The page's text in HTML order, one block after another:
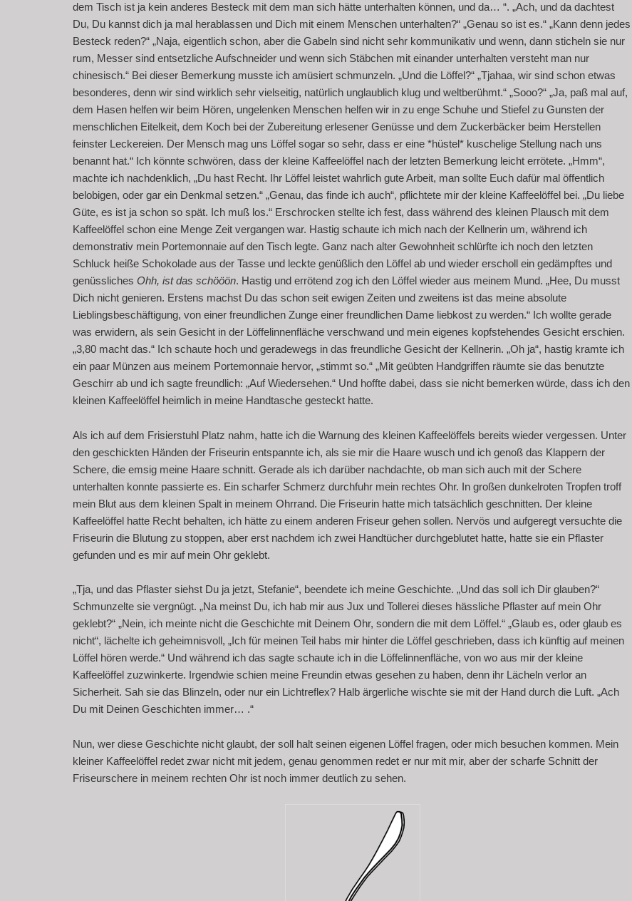
dem Tisch ist ja kein anderes Besteck mit dem man sich hätte unterhalten können, und da… “. „Ach, und da dachtest
Du, Du kannst dich ja mal herablassen und Dich mit einem Menschen unterhalten?“ „Genau so ist es.“ „Kann denn jedes
Besteck reden?“ „Naja, eigentlich schon, aber die Gabeln sind nicht sehr kommunikativ und wenn, dann sticheln sie nur
rum, Messer sind entsetzliche Aufschneider und wenn sich Stäbchen mit einander unterhalten versteht man nur
chinesisch.“ Bei dieser Bemerkung musste ich amüsiert schmunzeln. „Und die Löffel?“ „Tjahaa, wir sind schon etwas
besonderes, denn wir sind wirklich sehr vielseitig, natürlich unglaublich klug und weltberühmt.“ „Sooo?“ „Ja, paß mal auf,
dem Hasen helfen wir beim Hören, ungelenken Menschen helfen wir in zu enge Schuhe und Stiefel zu Gunsten der
menschlichen Eitelkeit, dem Koch bei der Zubereitung erlesener Genüsse und dem Zuckerbäcker beim Herstellen
feinster Leckereien. Der Mensch mag uns Löffel sogar so sehr, dass er eine *hüstel* kuschelige Stellung nach uns
benannt hat.“ Ich könnte schwören, dass der kleine Kaffeelöffel nach der letzten Bemerkung leicht errötete. „Hmm“,
machte ich nachdenklich, „Du hast Recht. Ihr Löffel leistet wahrlich gute Arbeit, man sollte Euch dafür mal öffentlich
belobigen, oder gar ein Denkmal setzen.“ „Genau, das finde ich auch“, pflichtete mir der kleine Kaffeelöffel bei. „Du liebe
Güte, es ist ja schon so spät. Ich muß los.“ Erschrocken stellte ich fest, dass während des kleinen Plausch mit dem
Kaffeelöffel schon eine Menge Zeit vergangen war. Hastig schaute ich mich nach der Kellnerin um, während ich
demonstrativ mein Portemonnaie auf den Tisch legte. Ganz nach alter Gewohnheit schlürfte ich noch den letzten
Schluck heiße Schokolade aus der Tasse und leckte genüßlich den Löffel ab und wieder erscholl ein gedämpftes und
genüsslichesOhh, ist das schööön. Hastig und errötend zog ich den Löffel wieder aus meinem Mund. „Hee, Du musst
Dich nicht genieren. Erstens machst Du das schon seit ewigen Zeiten und zweitens ist das meine absolute
Lieblingsbeschäftigung, von einer freundlichen Zunge einer freundlichen Dame liebkost zu werden.“ Ich wollte gerade
was erwidern, als sein Gesicht in der Löffelinnenfläche verschwand und mein eigenes kopfstehendes Gesicht erschien.
„3,80 macht das.“ Ich schaute hoch und geradewegs in das freundliche Gesicht der Kellnerin. „Oh ja“, hastig kramte ich
ein paar Münzen aus meinem Portemonnaie hervor, „stimmt so.“ „Mit geübten Handgriffen räumte sie das benutzte
Geschirr ab und ich sagte freundlich: „Auf Wiedersehen.“ Und hoffte dabei, dass sie nicht bemerken würde, dass ich den
kleinen Kaffeelöffel heimlich in meine Handtasche gesteckt hatte.
Als ich auf dem Frisierstuhl Platz nahm, hatte ich die Warnung des kleinen Kaffeelöffels bereits wieder vergessen. Unter
den geschickten Händen der Friseurin entspannte ich, als sie mir die Haare wusch und ich genoß das Klappern der
Schere, die emsig meine Haare schnitt. Gerade als ich darüber nachdachte, ob man sich auch mit der Schere
unterhalten konnte passierte es. Ein scharfer Schmerz durchfuhr mein rechtes Ohr. In großen dunkelroten Tropfen troff
mein Blut aus dem kleinen Spalt in meinem Ohrrand. Die Friseurin hatte mich tatsächlich geschnitten. Der kleine
Kaffeelöffel hatte Recht behalten, ich hätte zu einem anderen Friseur gehen sollen. Nervös und aufgeregt versuchte die
Friseurin die Blutung zu stoppen, aber erst nachdem ich zwei Handtücher durchgeblutet hatte, hatte sie ein Pflaster
gefunden und es mir auf mein Ohr geklebt.
„Tja, und das Pflaster siehst Du ja jetzt, Stefanie“, beendete ich meine Geschichte. „Und das soll ich Dir glauben?“
Schmunzelte sie vergnügt. „Na meinst Du, ich hab mir aus Jux und Tollerei dieses hässliche Pflaster auf mein Ohr
geklebt?“ „Nein, ich meinte nicht die Geschichte mit Deinem Ohr, sondern die mit dem Löffel.“ „Glaub es, oder glaub es
nicht“, lächelte ich geheimnisvoll, „Ich für meinen Teil habs mir hinter die Löffel geschrieben, dass ich künftig auf meinen
Löffel hören werde.“ Und während ich das sagte schaute ich in die Löffelinnenfläche, von wo aus mir der kleine
Kaffeelöffel zuzwinkerte. Irgendwie schien meine Freundin etwas gesehen zu haben, denn ihr Lächeln verlor an
Sicherheit. Sah sie das Blinzeln, oder nur ein Lichtreflex? Halb ärgerliche wischte sie mit der Hand durch die Luft. „Ach
Du mit Deinen Geschichten immer… .“
Nun, wer diese Geschichte nicht glaubt, der soll halt seinen eigenen Löffel fragen, oder mich besuchen kommen. Mein
kleiner Kaffeelöffel redet zwar nicht mit jedem, genau genommen redet er nur mit mir, aber der scharfe Schnitt der
Friseurschere in meinem rechten Ohr ist noch immer deutlich zu sehen.